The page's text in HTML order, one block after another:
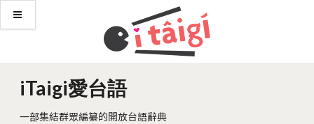
iTaigi愛台語
一部集結群眾編纂的開放台語辭典